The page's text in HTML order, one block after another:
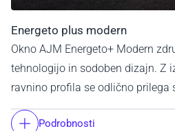
Energeto plus modern
Okno AJM Energeto+ Modern
tehnologijo in sodoben dizajn. Z
ravnino profila se odlično prilega
Podrobnosti